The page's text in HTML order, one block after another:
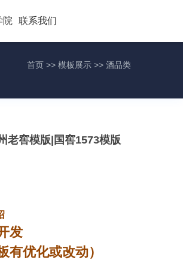
院 联系我们
首页 >> 模板展示 >> 酒品类
老窖模版|国窖1573模版
发
优化或改动）